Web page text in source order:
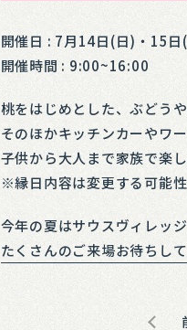
開催日 : 7月14日(日)・15日
開催時間 : 9:00~16:00
桃をはじめとした、ぶどう
そのほかキッチンカーやワ
子供から大人まで家族で楽
※縁日内容は変更する可能性
今年の夏はサウスヴィレッ
たくさんのご来場お待ちして